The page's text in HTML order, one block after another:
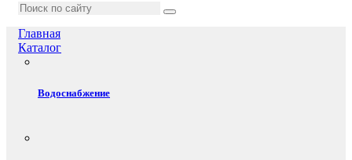
Главная
Каталог
Водоснабжение